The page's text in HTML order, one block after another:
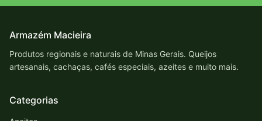
Armazém Macieira
Produtos regionais e naturais de Minas Gerais. Queijos
artesanais, cachaças, cafés especiais, azeites e muito mais.
Categorias